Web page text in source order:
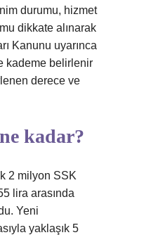
durumu, hizmet
dikkate alınarak
Kanunu uyarınca
kademe belirlenir
derece ve
kadar?
2 milyon SSK
lira arasında
Yeni
yaklaşık 5